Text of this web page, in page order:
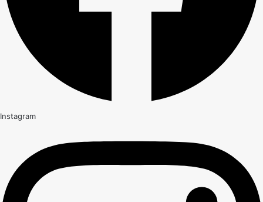
Instagram